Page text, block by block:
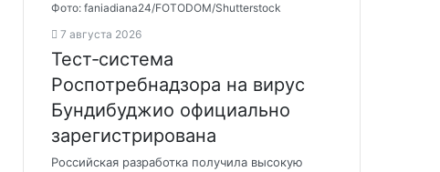
Фото: faniadiana24/FOTODOM/Shutterstock
7 августа 2026
Тест‑система
Роспотребнадзора на вирус
Бундибуджио официально
зарегистрирована
Российская разработка получила высокую